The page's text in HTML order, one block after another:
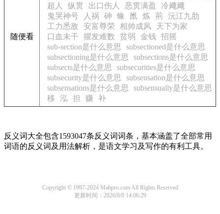
随便看
超人
纵贯 出口伤人 恶贯满盈
冷飕飕
鬼哭神号
人祸 砷 蟓 巤 炼 荊
沅江九肋
工力悉敌
安富尊荣 相帅成风
天下为家
口血未干 擢发难数 贫弱 金钱
招摇
sub-section是什么意思
subsectioned是什么意思
subsectioning是什么意思
subsections是什么意思
subsects是什么意思
subsecurities是什么意思
subsecurity是什么意思
subsensation是什么意思
subsensations是什么意思
subsensually是什么意思
移
泓 担 赚 补
反义词大全包含1593047条反义词词条，基本涵盖了全部常用
词语的反义词及用法解析，是语文学习及写作的有利工具。
Copyright © 1997-2024 Mahpro.com All Rights Reserved
更新时间：2026/8/9 14:06:29